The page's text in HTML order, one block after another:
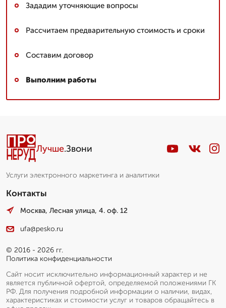
Зададим уточняющие вопросы
Рассчитаем предварительную стоимость и сроки
Составим договор
Выполним работы
Лучше.Звони
Услуги электронного маркетинга и аналитики
Контакты
Москва, Лесная улица, 4. оф. 12
ufa@pesko.ru
© 2016 - 2026 гг.
Политика конфиденциальности
Сайт носит исключительно информационный характер и не
является публичной офертой, определяемой положениями ГК
РФ. Для получения подробной информации о наличии, видах,
характеристиках и стоимости услуг и товаров обращайтесь в